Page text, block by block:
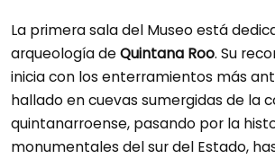
La primera sala del Museo está
arqueología deQuintana Roo. Su
inicia con los enterramientos más
hallado en cuevas sumergidas de la
quintanarroense, pasando por la
monumentales del sur del Estado,